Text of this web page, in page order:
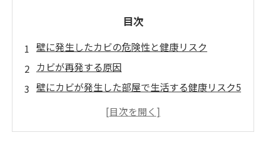
目次
壁に発生したカビの危険性と健康リスク
カビが再発する原因
壁にカビが発生した部屋で生活する健康リスク5